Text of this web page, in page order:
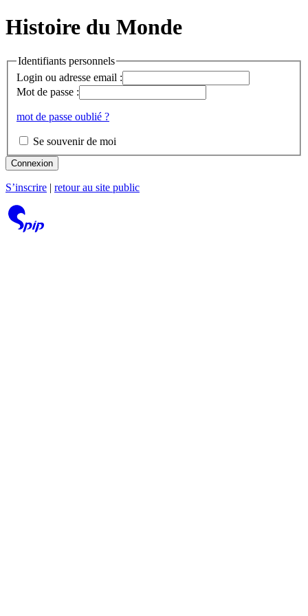
Histoire du Monde
Identifiants personnels
Login ou adresse email :
Mot de passe :
mot de passe oublié ?
Se souvenir de moi
Connexion
S’inscrire retour au site public